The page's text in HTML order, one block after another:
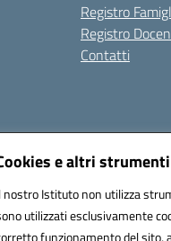
e altri
nostro Istituto non utilizza
utilizzati esclusivamente
funzionamento del sito,
Registro
Registro
Contatti